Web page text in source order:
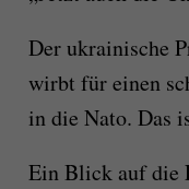
Der ukrainische
wirbt für einen
in die Nato. Das
Ein Blick auf die